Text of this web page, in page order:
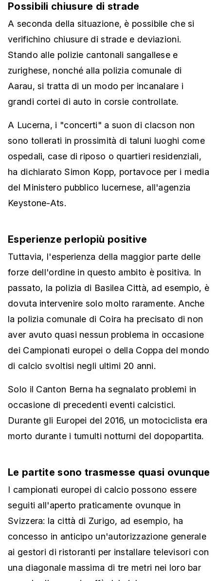
Possibili chiusure di strade
A seconda della situazione, è possibile che si
verifichino chiusure di strade e deviazioni.
Stando alle polizie cantonali sangallese e
zurighese, nonché alla polizia comunale di
Aarau, si tratta di un modo per incanalare i
grandi cortei di auto in corsie controllate.
A Lucerna, i "concerti" a suon di clacson non
sono tollerati in prossimità di taluni luoghi come
ospedali, case di riposo o quartieri residenziali,
ha dichiarato Simon Kopp, portavoce per i media
del Ministero pubblico lucernese, all'agenzia
Keystone-Ats.
Esperienze perlopiù positive
Tuttavia, l'esperienza della maggior parte delle
forze dell'ordine in questo ambito è positiva. In
passato, la polizia di Basilea Città, ad esempio, è
dovuta intervenire solo molto raramente. Anche
la polizia comunale di Coira ha precisato di non
aver avuto quasi nessun problema in occasione
dei Campionati europei o della Coppa del mondo
di calcio svoltisi negli ultimi 20 anni.
Solo il Canton Berna ha segnalato problemi in
occasione di precedenti eventi calcistici.
Durante gli Europei del 2016, un motociclista era
morto durante i tumulti notturni del dopopartita.
Le partite sono trasmesse quasi ovunque
I campionati europei di calcio possono essere
seguiti all'aperto praticamente ovunque in
Svizzera: la città di Zurigo, ad esempio, ha
concesso in anticipo un'autorizzazione generale
ai gestori di ristoranti per installare televisori con
una diagonale massima di tre metri nei loro bar